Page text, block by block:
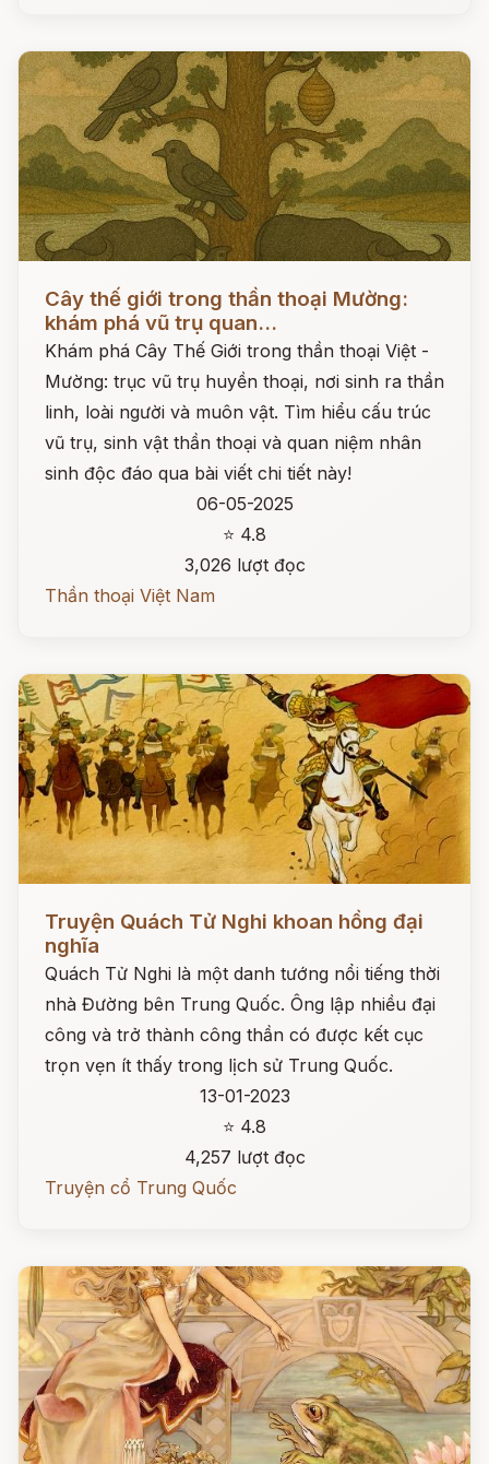
Cây thế giới trong thần thoại Mường:
khám phá vũ trụ quan...
Khám phá Cây Thế Giới trong thần thoại Việt -
Mường: trục vũ trụ huyền thoại, nơi sinh ra thần
linh, loài người và muôn vật. Tìm hiểu cấu trúc
vũ trụ, sinh vật thần thoại và quan niệm nhân
sinh độc đáo qua bài viết chi tiết này!
06-05-2025
⭐ 4.8
3,026 lượt đọc
Thần thoại Việt Nam
Truyện Quách Tử Nghi khoan hồng đại
nghĩa
Quách Tử Nghi là một danh tướng nổi tiếng thời
nhà Đường bên Trung Quốc. Ông lập nhiều đại
công và trở thành công thần có được kết cục
trọn vẹn ít thấy trong lịch sử Trung Quốc.
13-01-2023
⭐ 4.8
4,257 lượt đọc
Truyện cổ Trung Quốc